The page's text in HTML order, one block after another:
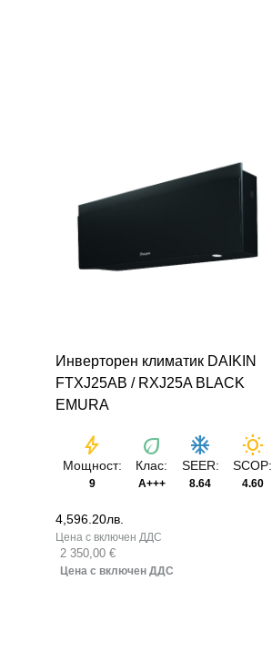
Инверторен климатик DAIKIN
FTXJ25AB / RXJ25A BLACK
EMURA
bolt
Мощност:
9
eco
Клас:
A+++
ac_unit
SEER:
8.64
wb_sunny
SCOP:
4.60
4,596.20лв.
2 350,00 €